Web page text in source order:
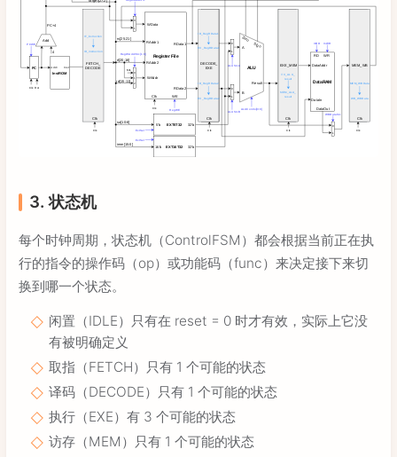
3. 状态机
每个时钟周期，状态机（ControlFSM）都会根据当前正在执
行的指令的操作码（op）或功能码（func）来决定接下来切
换到哪一个状态。
闲置（IDLE）只有在 reset = 0 时才有效，实际上它没
有被明确定义
取指（FETCH）只有 1 个可能的状态
译码（DECODE）只有 1 个可能的状态
执行（EXE）有 3 个可能的状态
访存（MEM）只有 1 个可能的状态